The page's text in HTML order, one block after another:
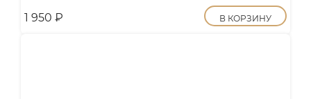
1 950 ₽ В КОРЗИНУ